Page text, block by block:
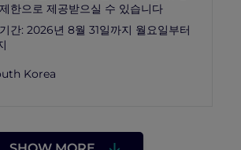
한으로 제공받으실 수 있습니다
간: 2026년 8월 31일까지 월요일부터
Korea